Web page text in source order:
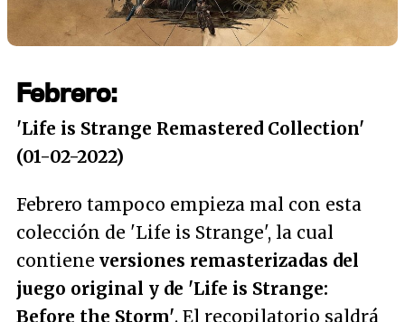
Febrero:
'Life is Strange Remastered Collection'
(01-02-2022)
Febrero tampoco empieza mal con esta
colección de 'Life is Strange', la cual
contiene versiones remasterizadas del
juego original y de 'Life is Strange:
Before the Storm'. El recopilatorio saldrá